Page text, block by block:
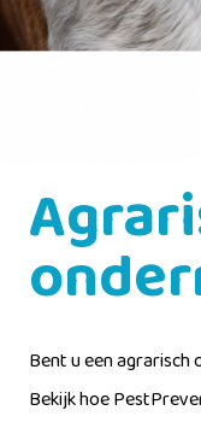
Bent u een
Bekijk hoe